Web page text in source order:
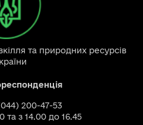
та природних ресурсів
200-47-53
та з 14.00 до 16.45